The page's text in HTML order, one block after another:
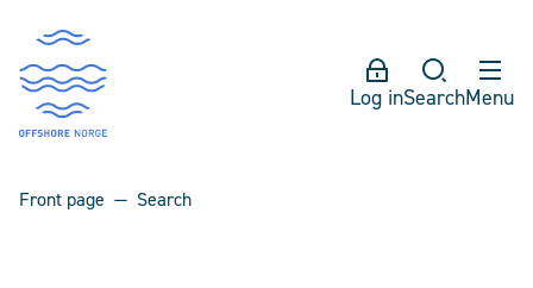
Log inSearchMenu
Front page Search